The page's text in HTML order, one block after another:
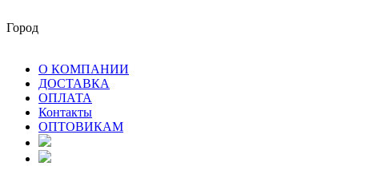
Город
О КОМПАНИИ
ДОСТАВКА
ОПЛАТА
Контакты
ОПТОВИКАМ